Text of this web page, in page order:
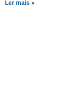
Ler mais »